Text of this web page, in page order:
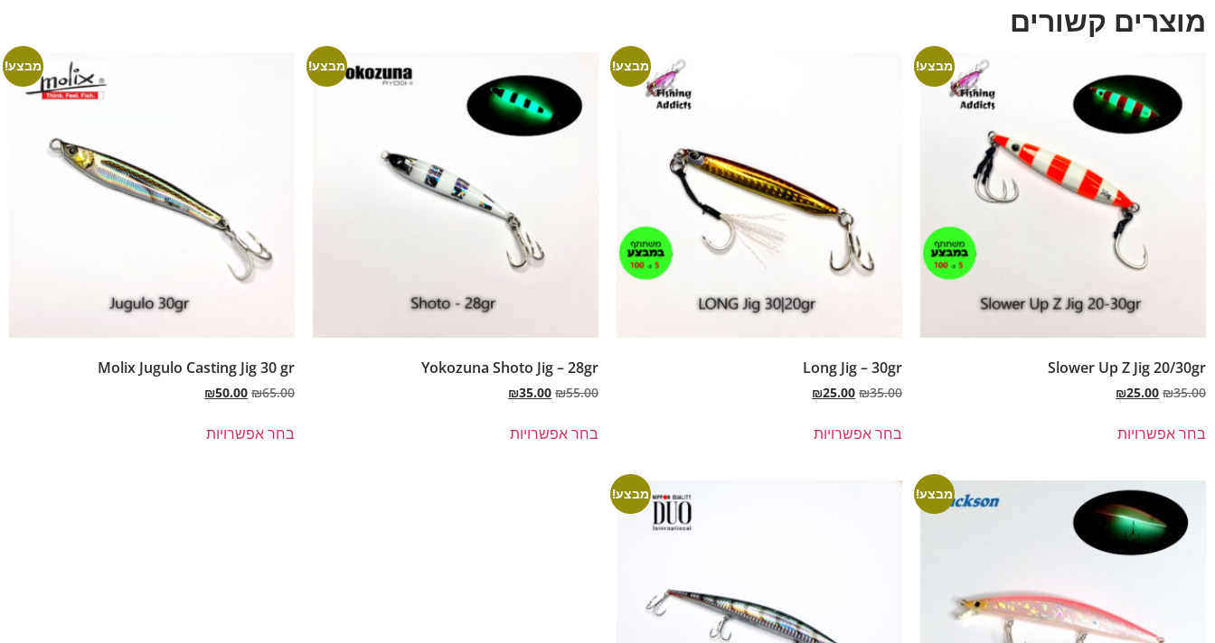
מוצרים קשורים
מבצע!
Slower Up Z Jig 20/30gr
₪35.00
₪25.00
בחר אפשרויות
מבצע!
Long Jig – 30gr
₪35.00
₪25.00
בחר אפשרויות
מבצע!
Yokozuna Shoto Jig – 28gr
₪55.00
₪35.00
בחר אפשרויות
מבצע!
Molix Jugulo Casting Jig 30 gr
₪65.00
₪50.00
בחר אפשרויות
מבצע! מבצע!